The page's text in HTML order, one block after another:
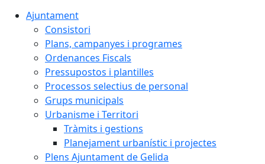
Ajuntament
Consistori
Plans, campanyes i programes
Ordenances Fiscals
Pressupostos i plantilles
Processos selectius de personal
Grups municipals
Urbanisme i Territori
Tràmits i gestions
Planejament urbanístic i projectes
Plens Ajuntament de Gelida